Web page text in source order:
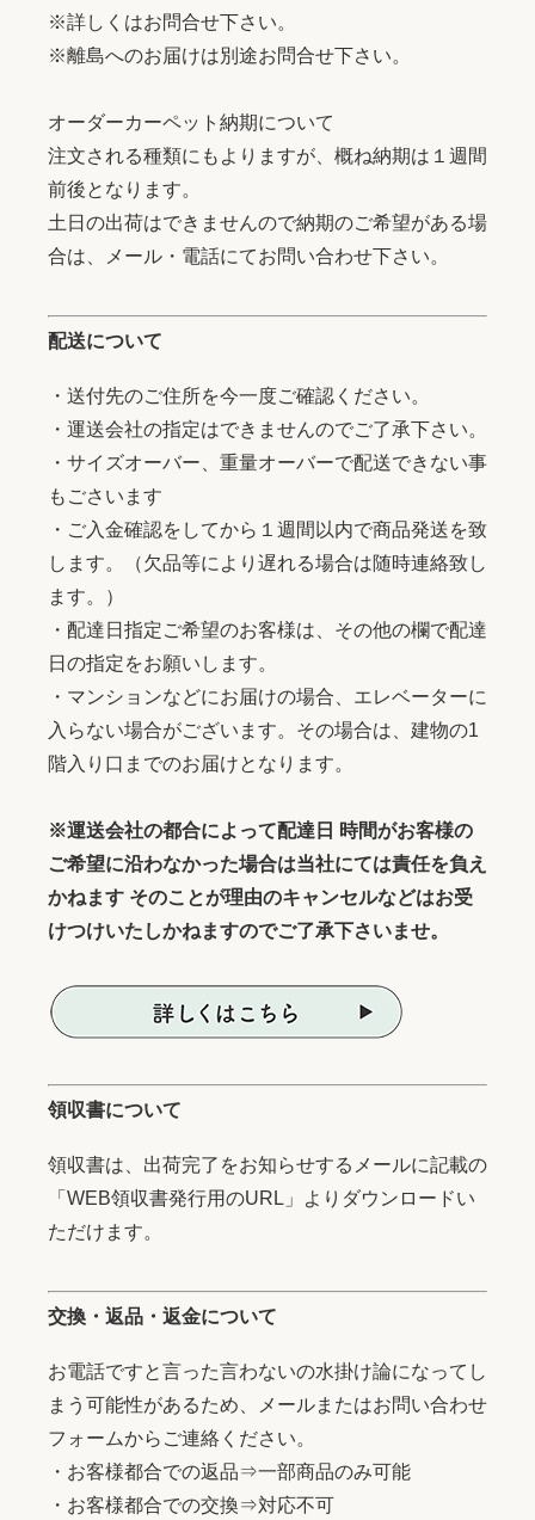
※詳しくはお問合せ下さい。
※離島へのお届けは別途お問合せ下さい。
オーダーカーペット納期について
注文される種類にもよりますが、概ね納期は１週間
前後となります。
土日の出荷はできませんので納期のご希望がある場
合は、メール・電話にてお問い合わせ下さい。
配送について
・送付先のご住所を今一度ご確認ください。
・運送会社の指定はできませんのでご了承下さい。
・サイズオーバー、重量オーバーで配送できない事
もごさいます
・ご入金確認をしてから１週間以内で商品発送を致
します。（欠品等により遅れる場合は随時連絡致し
ます。）
・配達日指定ご希望のお客様は、その他の欄で配達
日の指定をお願いします。
・マンションなどにお届けの場合、エレベーターに
入らない場合がございます。その場合は、建物の1
階入り口までのお届けとなります。
※運送会社の都合によって配達日 時間がお客様の
ご希望に沿わなかった場合は当社にては責任を負え
かねます そのことが理由のキャンセルなどはお受
けつけいたしかねますのでご了承下さいませ。
領収書について
領収書は、出荷完了をお知らせするメールに記載の
「WEB領収書発行用のURL」よりダウンロードい
ただけます。
交換・返品・返金について
お電話ですと言った言わないの水掛け論になってし
まう可能性があるため、メールまたはお問い合わせ
フォームからご連絡ください。
・お客様都合での返品⇒一部商品のみ可能
・お客様都合での交換⇒対応不可